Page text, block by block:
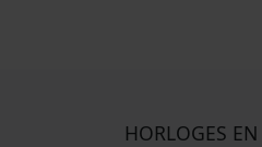
HORLOGES